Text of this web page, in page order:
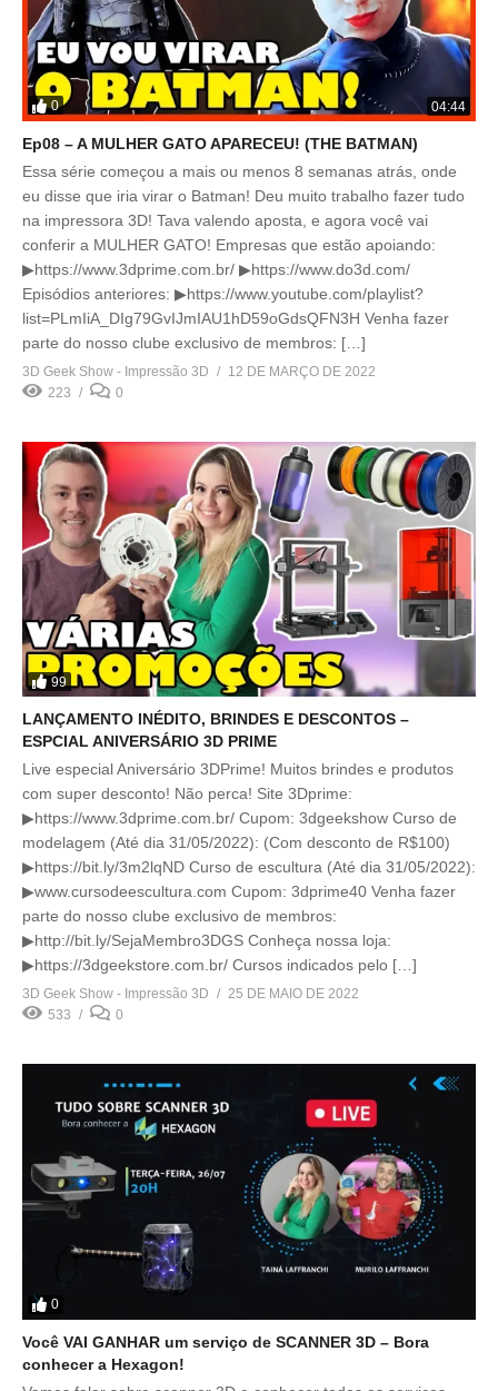
0 04:44
Ep08 – A MULHER GATO APARECEU! (THE BATMAN)
Essa série começou a mais ou menos 8 semanas atrás, onde
eu disse que iria virar o Batman! Deu muito trabalho fazer tudo
na impressora 3D! Tava valendo aposta, e agora você vai
conferir a MULHER GATO! Empresas que estão apoiando:
▶https://www.3dprime.com.br/ ▶https://www.do3d.com/
Episódios anteriores: ▶https://www.youtube.com/playlist?
list=PLmIiA_DIg79GvIJmIAU1hD59oGdsQFN3H Venha fazer
parte do nosso clube exclusivo de membros: […]
3D Geek Show - Impressão 3D
12 DE MARÇO DE 2022
223
0
99
LANÇAMENTO INÉDITO, BRINDES E DESCONTOS –
ESPCIAL ANIVERSÁRIO 3D PRIME
Live especial Aniversário 3DPrime! Muitos brindes e produtos
com super desconto! Não perca! Site 3Dprime:
▶https://www.3dprime.com.br/ Cupom: 3dgeekshow Curso de
modelagem (Até dia 31/05/2022): (Com desconto de R$100)
▶https://bit.ly/3m2lqND Curso de escultura (Até dia 31/05/2022):
▶www.cursodeescultura.com Cupom: 3dprime40 Venha fazer
parte do nosso clube exclusivo de membros:
▶http://bit.ly/SejaMembro3DGS Conheça nossa loja:
▶https://3dgeekstore.com.br/ Cursos indicados pelo […]
3D Geek Show - Impressão 3D
25 DE MAIO DE 2022
533
0
0
Você VAI GANHAR um serviço de SCANNER 3D – Bora
conhecer a Hexagon!